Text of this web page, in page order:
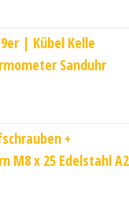
| Kübel Kelle
Sanduhr
+
M8 x 25 Edelstahl A2